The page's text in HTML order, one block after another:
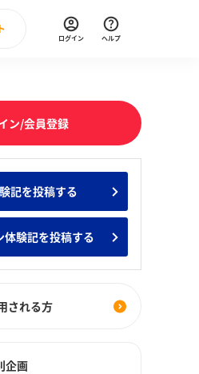
みんなのインターン人気企業ランキ
直近のイベント一覧
ログイン ヘルプ
ン/会員登録
記を投稿する
体験記を投稿する
される方
企画